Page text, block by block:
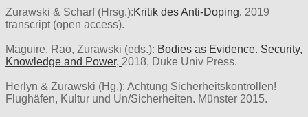
Zurawski & Scharf (Hrsg.):Kritik des Anti-Doping. 2019
transcript (open access).
Maguire, Rao, Zurawski (eds.): Bodies as Evidence. Security,
Knowledge and Power, 2018, Duke Univ Press.
Herlyn & Zurawski (Hg.): Achtung Sicherheitskontrollen!
Flughäfen, Kultur und Un/Sicherheiten. Münster 2015.